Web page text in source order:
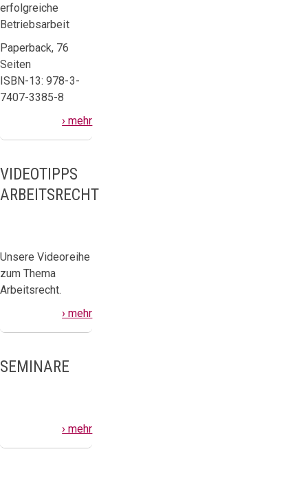
erfolgreiche
Betriebsarbeit
Paperback, 76
Seiten
ISBN-13: 978-3-
7407-3385-8
› mehr
VIDEOTIPPS
ARBEITSRECHT
Unsere Videoreihe
zum Thema
Arbeitsrecht.
› mehr
SEMINARE
› mehr